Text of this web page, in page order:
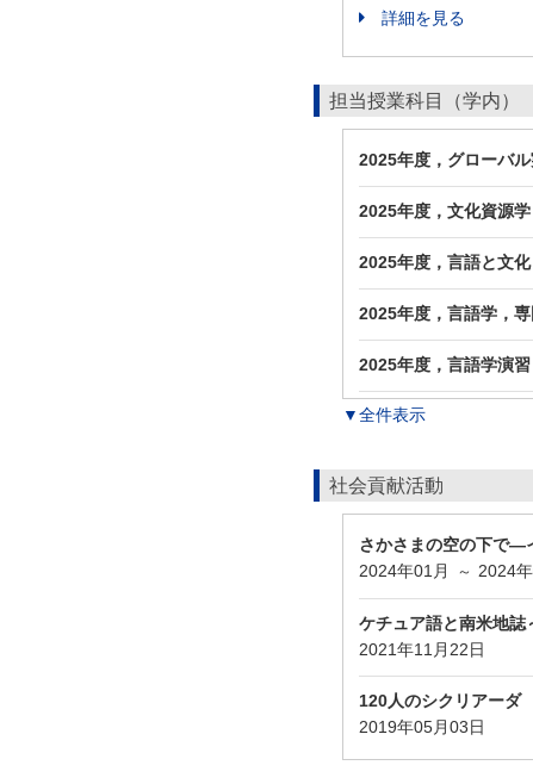
詳細を見る
担当授業科目（学内）
2025年度，グローバル
2025年度，文化資源学
2025年度，言語と文化
2025年度，言語学，専
2025年度，言語学演習
▼全件表示
社会貢献活動
さかさまの空の下で—
2024年01月
～ 2024
ケチュア語と南米地誌
2021年11月22日
120人のシクリアーダ
2019年05月03日